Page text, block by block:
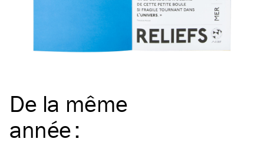
De la même
année: